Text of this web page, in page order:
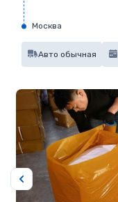
Москва
Авто обычная